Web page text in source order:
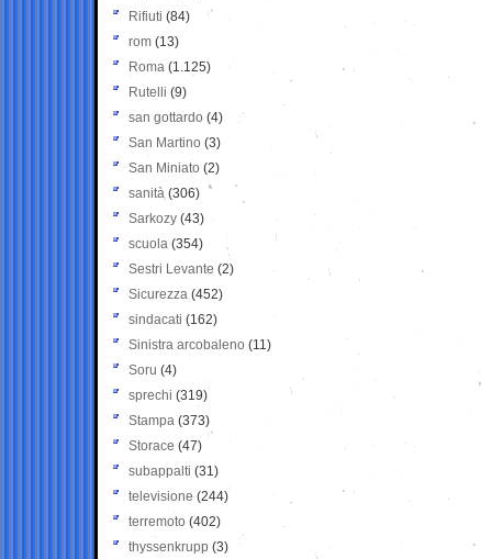
Rifiuti (84)
rom (13)
Roma (1.125)
Rutelli (9)
san gottardo (4)
San Martino (3)
San Miniato (2)
sanità (306)
Sarkozy (43)
scuola (354)
Sestri Levante (2)
Sicurezza (452)
sindacati (162)
Sinistra arcobaleno (11)
Soru (4)
sprechi (319)
Stampa (373)
Storace (47)
subappalti (31)
televisione(244)
terremoto (402)
thyssenkrupp (3)